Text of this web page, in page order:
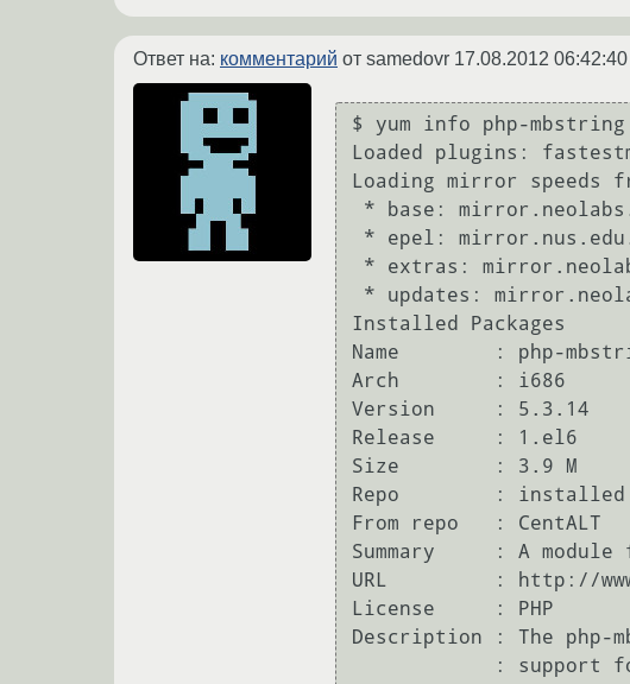
Ответ на: комментарий от samedovr 17.08.2012
$ yum info php-mbstring
Loaded plugins:
Loading mirror speeds
Installed Packages
Name        : php-
Arch        : i686
Version     : 5.3.14
Release     : 1.el6
Size        : 3.9 M
Repo        : installed
From repo   : CentALT
Summary     : A
URL         : http://
License     : PHP
Description : The php-